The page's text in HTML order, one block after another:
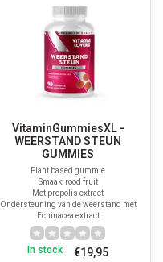
VitaminGummiesXL -
WEERSTAND STEUN
GUMMIES
Plant based gummie
Smaak: rood fruit
Met propolis extract
Ondersteuning van de weerstand met
Echinacea extract
€19,95
In stock